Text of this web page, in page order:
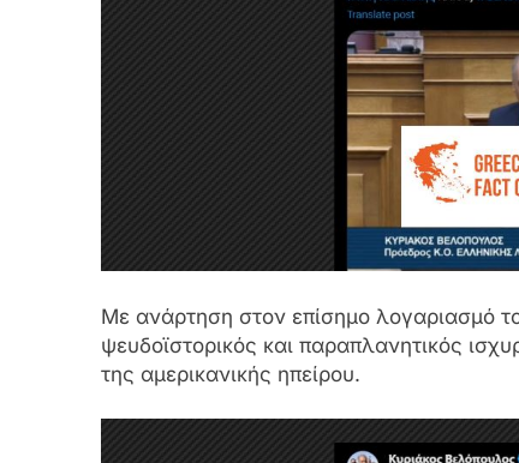
Με ανάρτηση στον επίσημο λογαριασμό
ψευδοϊστορικός και παραπλανητικός
της αμερικανικής ηπείρου.